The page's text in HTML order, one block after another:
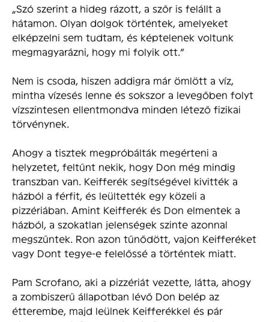
„Szó szerint a hideg rázott, a szőr is felállt a
hátamon. Olyan dolgok történtek, amelyeket
elképzelni sem tudtam, és képtelenek voltunk
megmagyarázni, hogy mi folyik ott.”
Nem is csoda, hiszen addigra már ömlött a víz,
mintha vízesés lenne és sokszor a levegőben folyt
vízszintesen ellentmondva minden létező fizikai
törvénynek.
Ahogy a tisztek megpróbálták megérteni a
helyzetet, feltűnt nekik, hogy Don még mindig
transzban van. Keifferék segítségével kivitték a
házból a férfit, és leültették egy közeli a
pizzériában. Amint Keifferék és Don elmentek a
házból, a szokatlan jelenségek szinte azonnal
megszűntek. Ron azon tűnődött, vajon Keifferéket
vagy Dont tegye-e felelőssé a történtek miatt.
Pam Scrofano, aki a pizzériát vezette, látta, ahogy
a zombiszerű állapotban lévő Don belép az
étterembe, majd leülnek Keifferékkel és pár